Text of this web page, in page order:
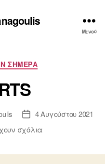
Μενού
ΣΗΜΕΡΑ
Ημ.
δημοσίευσης
4 Αυγούστου 2021
σχόλια